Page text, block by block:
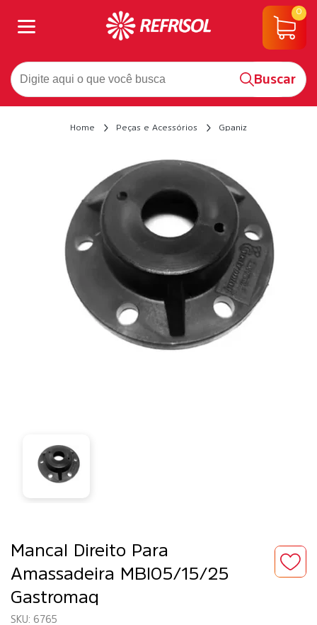
Buscar
0
Home Peças e Acessórios Gpaniz
Mancal Direito Para
Amassadeira MBI05/15/25
Gastromaq
6765